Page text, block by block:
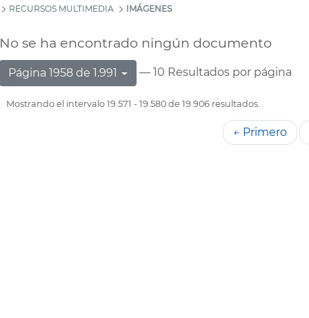
RECURSOS MULTIMEDIA IMÁGENES
No se ha encontrado ningún documento
Página 1958 de 1.991 — 10 Resultados por página
Mostrando el intervalo 19.571 - 19.580 de 19.906 resultados.
← Primero